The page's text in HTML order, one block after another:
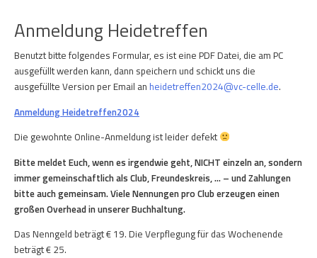
Anmeldung Heidetreffen
Benutzt bitte folgendes Formular, es ist eine PDF Datei, die am PC
ausgefüllt werden kann, dann speichern und schickt uns die
ausgefüllte Version per Email an heidetreffen2024@vc-celle.de.
Anmeldung Heidetreffen2024
Die gewohnte Online-Anmeldung ist leider defekt
Bitte meldet Euch, wenn es irgendwie geht, NICHT einzeln an, sondern
immer gemeinschaftlich als Club, Freundeskreis, … – und Zahlungen
bitte auch gemeinsam. Viele Nennungen pro Club erzeugen einen
großen Overhead in unserer Buchhaltung.
Das Nenngeld beträgt € 19. Die Verpflegung für das Wochenende
beträgt € 25.